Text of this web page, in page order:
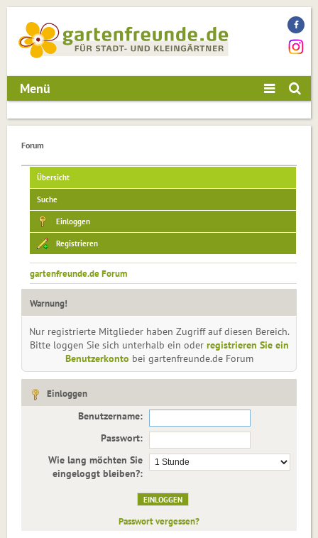
Menü
Forum
Übersicht
Suche
Einloggen
Registrieren
gartenfreunde.de Forum
Warnung!
Nur registrierte Mitglieder haben Zugriff auf diesen Bereich.
Bitte loggen Sie sich unterhalb ein oder registrieren Sie ein
Benutzerkonto bei gartenfreunde.de Forum
Einloggen
Benutzername:
Passwort:
Wie lang möchten Sie
eingeloggt bleiben?:
Passwort vergessen?